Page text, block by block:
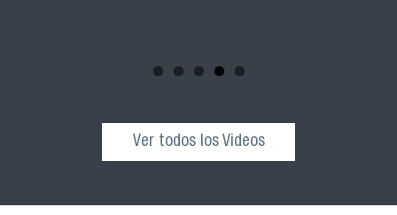
Ver todos los Videos